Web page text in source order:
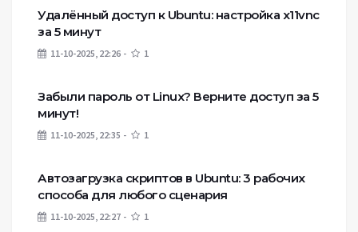
Удалённый доступ к Ubuntu: настройка x11vnc
за 5 минут
11-10-2025, 22:26 1
Забыли пароль от Linux? Верните доступ за 5
минут!
11-10-2025, 22:35 1
Автозагрузка скриптов в Ubuntu: 3 рабочих
способа для любого сценария
11-10-2025, 22:27 1